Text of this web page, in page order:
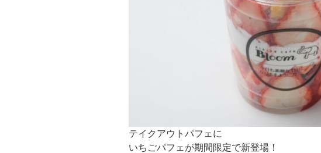
テイクアウトパフェに
いちごパフェが期間限定で新登場！